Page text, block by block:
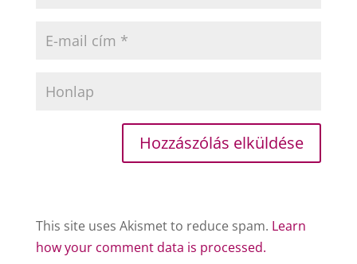
This site uses Akismet to reduce spam. Learn
how your comment data is processed.